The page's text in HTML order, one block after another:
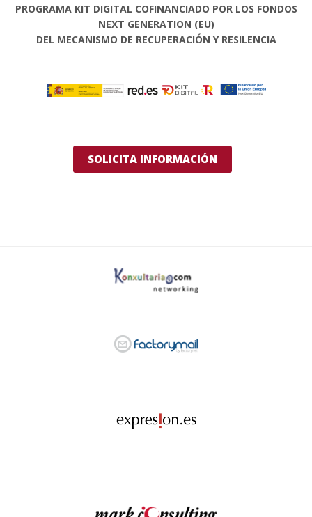
PROGRAMA KIT DIGITAL COFINANCIADO POR LOS FONDOS
NEXT GENERATION (EU)
DEL MECANISMO DE RECUPERACIÓN Y RESILENCIA
SOLICITA INFORMACIÓN